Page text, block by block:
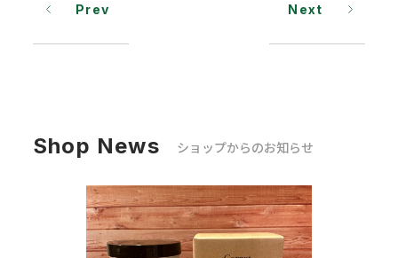
Prev Next
Shop News ショップからのお知らせ